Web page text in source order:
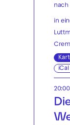
nach
in
iCal